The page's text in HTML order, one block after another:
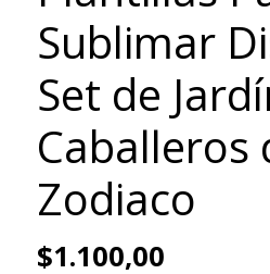
Sublimar
Set de
Caballeros
Zodiaco
$1.100,00